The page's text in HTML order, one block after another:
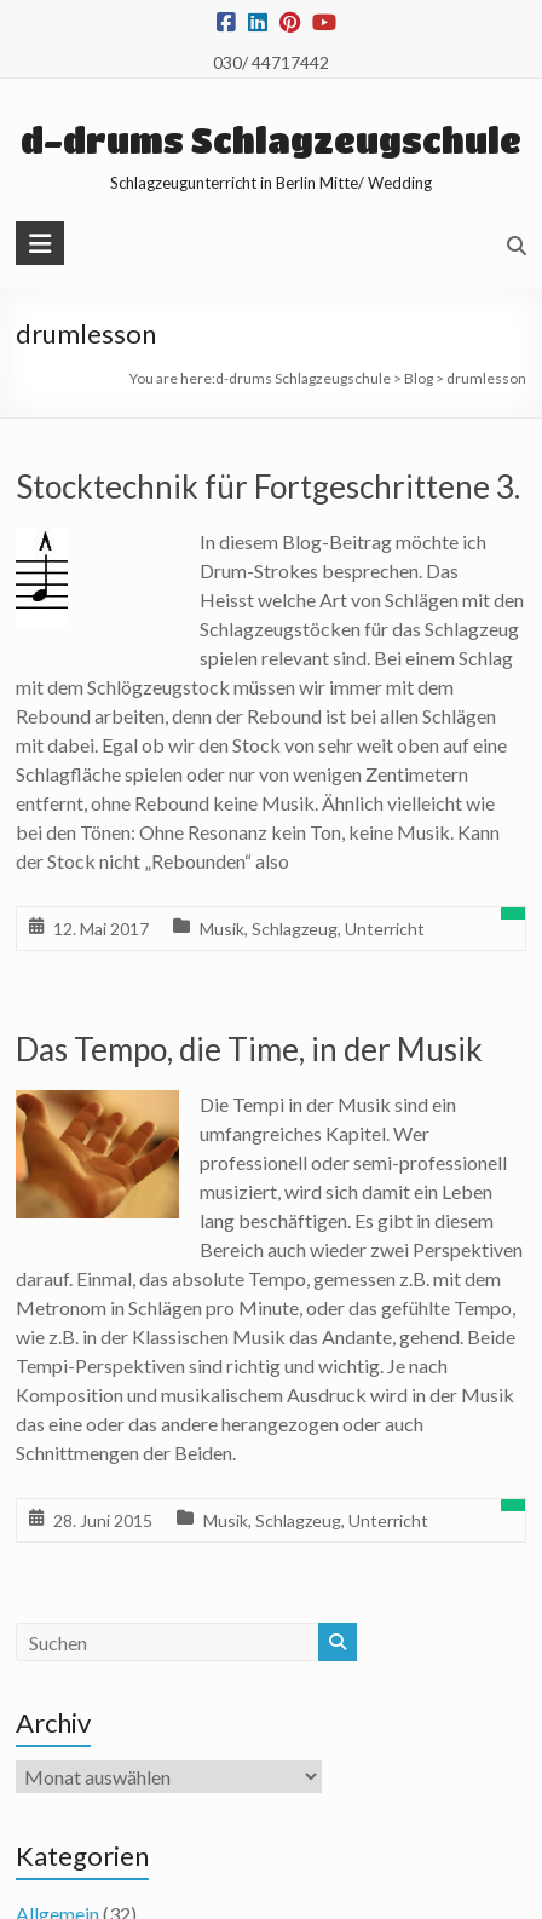
030/ 44717442
d-drums Schlagzeugschule
Schlagzeugunterricht in Berlin Mitte/ Wedding
drumlesson
You are here:d-drums Schlagzeugschule> Blog> drumlesson
Stocktechnik für Fortgeschrittene 3.
In diesem Blog-Beitrag möchte ich
Drum-Strokes besprechen. Das
Heisst welche Art von Schlägen mit den
Schlagzeugstöcken für das Schlagzeug
spielen relevant sind. Bei einem Schlag
mit dem Schlögzeugstock müssen wir immer mit dem
Rebound arbeiten, denn der Rebound ist bei allen Schlägen
mit dabei. Egal ob wir den Stock von sehr weit oben auf eine
Schlagfläche spielen oder nur von wenigen Zentimetern
entfernt, ohne Rebound keine Musik. Ähnlich vielleicht wie
bei den Tönen: Ohne Resonanz kein Ton, keine Musik. Kann
der Stock nicht „Rebounden“ also
12. Mai 2017 Musik,Schlagzeug,Unterricht
Das Tempo, die Time, in der Musik
Die Tempi in der Musik sind ein
umfangreiches Kapitel. Wer
professionell oder semi-professionell
musiziert, wird sich damit ein Leben
lang beschäftigen. Es gibt in diesem
Bereich auch wieder zwei Perspektiven
darauf. Einmal, das absolute Tempo, gemessen z.B. mit dem
Metronom in Schlägen pro Minute, oder das gefühlte Tempo,
wie z.B. in der Klassischen Musik das Andante, gehend. Beide
Tempi-Perspektiven sind richtig und wichtig. Je nach
Komposition und musikalischem Ausdruck wird in der Musik
das eine oder das andere herangezogen oder auch
Schnittmengen der Beiden.
28. Juni 2015 Musik,Schlagzeug,Unterricht
Archiv
Archiv
Kategorien
Allgemein(32)